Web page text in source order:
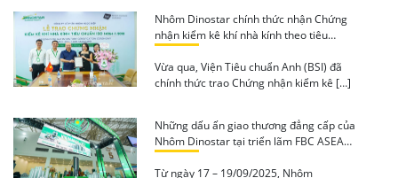
Nhôm Dinostar chính thức nhận Chứng
nhận kiểm kê khí nhà kính theo tiêu
chuẩn ISO 14064-1:2018 từ BSI
Vừa qua, Viện Tiêu chuẩn Anh (BSI) đã
chính thức trao Chứng nhận kiểm kê […]
Những dấu ấn giao thương đẳng cấp của
Nhôm Dinostar tại triển lãm FBC ASEAN
2025
Từ ngày 17 – 19/09/2025, Nhôm